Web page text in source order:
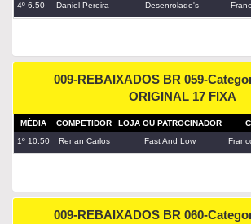
4º 6.50 Daniel Pereira Desenrolado's
009-REBAIXADOS BR 059-
ORIGINAL 17 FIXA
MÉDIA COMPETIDOR LOJA OU PATROCINADOR
1º 10.50
Renan Carlos Fast And Low
009-REBAIXADOS BR 060-